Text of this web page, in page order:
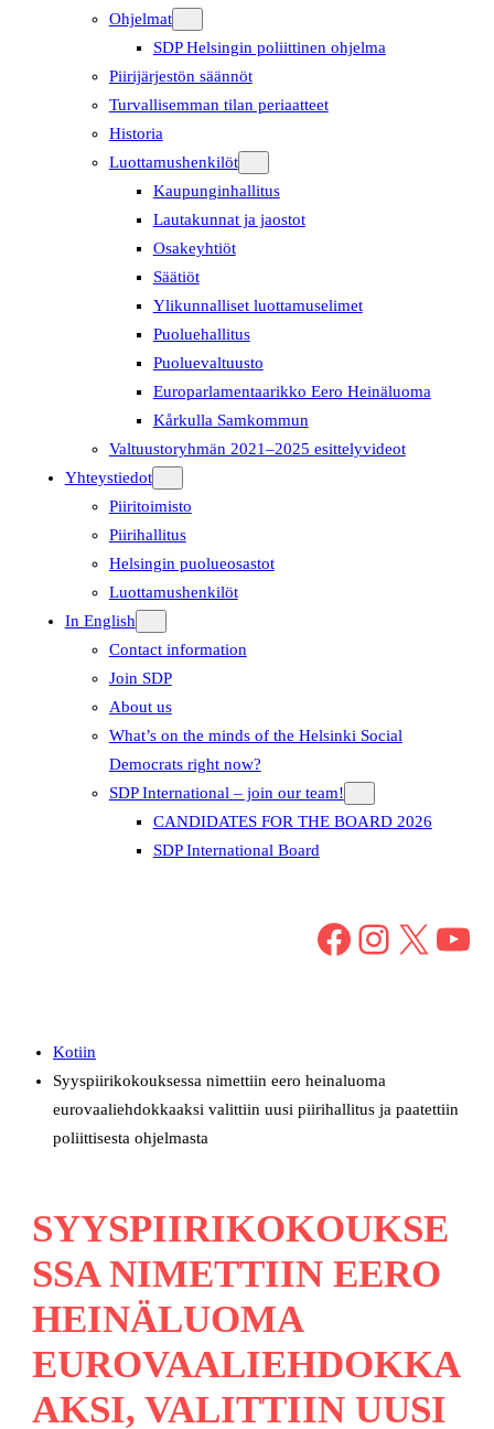
Ohjelmat
SDP Helsingin poliittinen ohjelma
Piirijärjestön säännöt
Turvallisemman tilan periaatteet
Historia
Luottamushenkilöt
Kaupunginhallitus
Lautakunnat ja jaostot
Osakeyhtiöt
Säätiöt
Ylikunnalliset luottamuselimet
Puoluehallitus
Puoluevaltuusto
Europarlamentaarikko Eero Heinäluoma
Kårkulla Samkommun
Valtuustoryhmän 2021–2025 esittelyvideot
Yhteystiedot
Piiritoimisto
Piirihallitus
Helsingin puolueosastot
Luottamushenkilöt
In English
Contact information
Join SDP
About us
What’s on the minds of the Helsinki Social
Democrats right now?
SDP International – join our team!
CANDIDATES FOR THE BOARD 2026
SDP International Board
Facebook Instagram X YouTube
Kotiin
Syyspiirikokouksessa nimettiin eero heinaluoma
eurovaaliehdokkaaksi valittiin uusi piirihallitus ja paatettiin
poliittisesta ohjelmasta
SYYSPIIRIKOKOUKSE
SSA NIMETTIIN EERO
HEINÄLUOMA
EUROVAALIEHDOKKA
AKSI, VALITTIIN UUSI